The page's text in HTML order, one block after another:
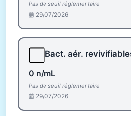
Pas de seuil réglementaire
29/07/2026
Bact. aér.
0 n/mL
Pas de seuil réglementaire
29/07/2026